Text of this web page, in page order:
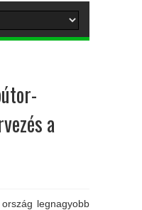
a
legnagyobb